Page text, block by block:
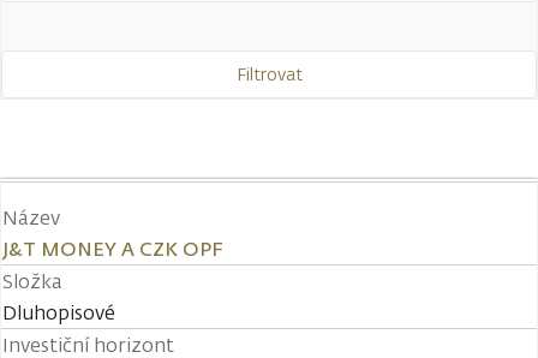
Filtrovat
Název
J&T MONEY A CZK OPF
Složka
Dluhopisové
Investiční horizont